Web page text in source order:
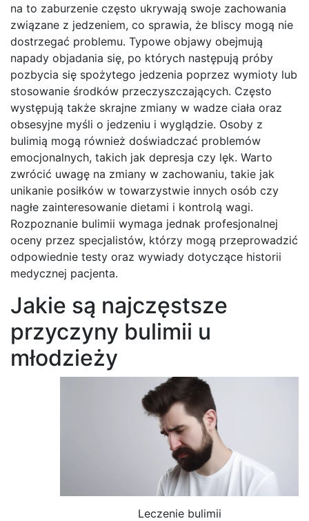
na to zaburzenie często ukrywają swoje zachowania
związane z jedzeniem, co sprawia, że bliscy mogą nie
dostrzegać problemu. Typowe objawy obejmują
napady objadania się, po których następują próby
pozbycia się spożytego jedzenia poprzez wymioty lub
stosowanie środków przeczyszczających. Często
występują także skrajne zmiany w wadze ciała oraz
obsesyjne myśli o jedzeniu i wyglądzie. Osoby z
bulimią mogą również doświadczać problemów
emocjonalnych, takich jak depresja czy lęk. Warto
zwrócić uwagę na zmiany w zachowaniu, takie jak
unikanie posiłków w towarzystwie innych osób czy
nagłe zainteresowanie dietami i kontrolą wagi.
Rozpoznanie bulimii wymaga jednak profesjonalnej
oceny przez specjalistów, którzy mogą przeprowadzić
odpowiednie testy oraz wywiady dotyczące historii
medycznej pacjenta.
Jakie są najczęstsze
przyczyny bulimii u
młodzieży
Leczenie bulimii